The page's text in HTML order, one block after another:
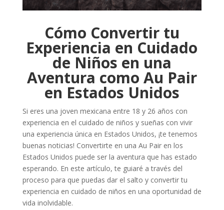
Cómo Convertir tu
Experiencia en Cuidado
de Niños en una
Aventura como Au Pair
en Estados Unidos
Si eres una joven mexicana entre 18 y 26 años con
experiencia en el cuidado de niños y sueñas con vivir
una experiencia única en Estados Unidos, ¡te tenemos
buenas noticias! Convertirte en una Au Pair en los
Estados Unidos puede ser la aventura que has estado
esperando. En este artículo, te guiaré a través del
proceso para que puedas dar el salto y convertir tu
experiencia en cuidado de niños en una oportunidad de
vida inolvidable.